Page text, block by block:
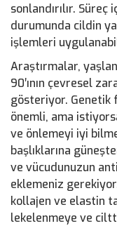
sonlandırılır.
durumunda cildin
işlemleri
Araştırmalar,
90′ının çevresel
gösteriyor.
önemli, ama
ve önlemeyi iyi
başlıklarına
ve vücudunuzun
eklemeniz
kollajen ve elastin
lekelenmeye ve